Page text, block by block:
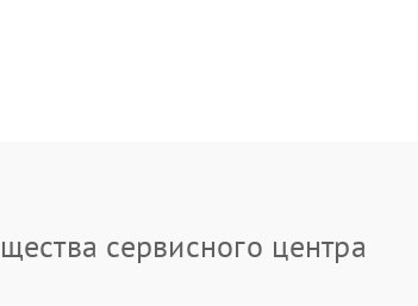
сервисного центра